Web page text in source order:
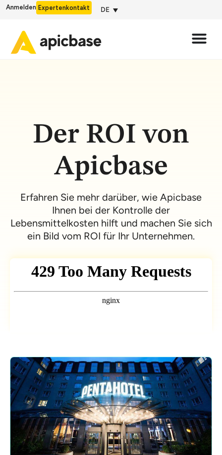
Anmelden Expertenkontakt DE
Der ROI von
Apicbase
Erfahren Sie mehr darüber, wie Apicbase
Ihnen bei der Kontrolle der
Lebensmittelkosten hilft und machen Sie sich
ein Bild vom ROI für Ihr Unternehmen.